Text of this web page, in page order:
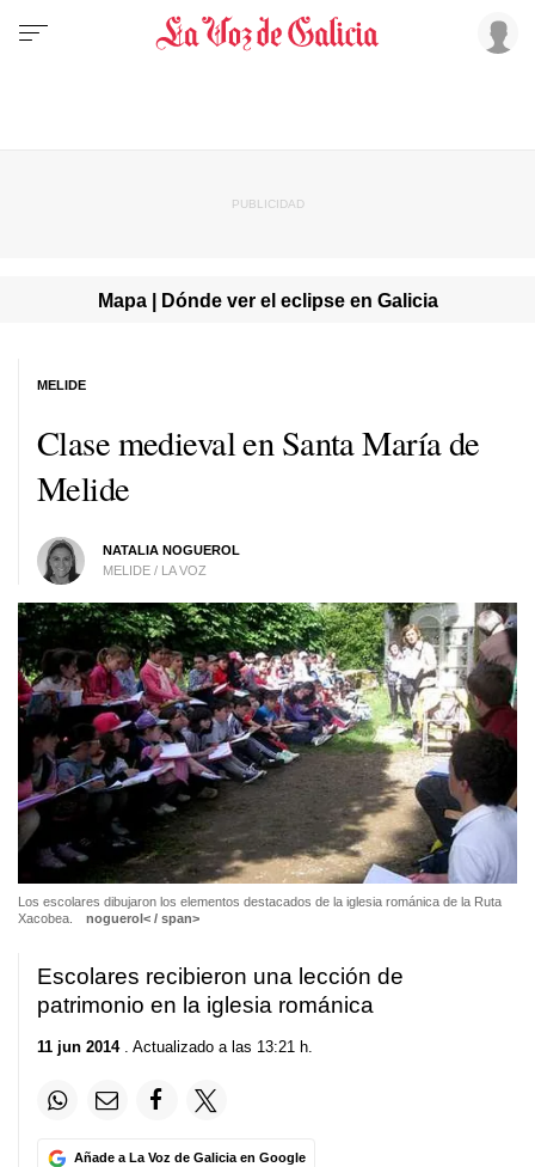
Mapa | Dónde ver el eclipse en Galicia
Clase medieval en Santa María de
Melide
NATALIA NOGUEROL
MELIDE / LA VOZ
MELIDE
Los escolares dibujaron los elementos destacados de la iglesia románica de la Ruta
Xacobea.
noguerol< / span>
Escolares recibieron una lección de
patrimonio en la iglesia románica
11 jun 2014. Actualizado a las 13:21 h.
Añade a La Voz de Galicia en Google